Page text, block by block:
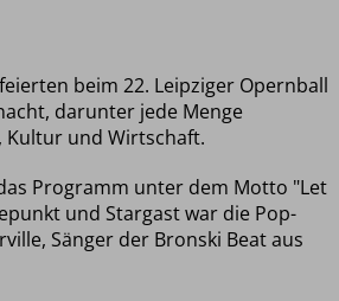
beim 22. Leipziger Opernball
darunter jede Menge
Kultur und Wirtschaft.
Programm unter dem Motto "Let
und Stargast war die Pop-
Sänger der Bronski Beat aus